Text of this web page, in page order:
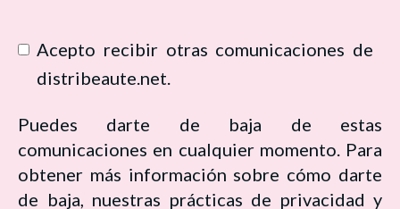
Acepto recibir otras comunicaciones de
distribeaute.net.
Puedes darte de baja de estas
comunicaciones en cualquier momento. Para
obtener más información sobre cómo darte
de baja, nuestras prácticas de privacidad y